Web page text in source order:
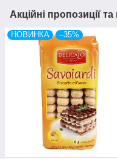
Акційні пропозиції
НОВИНКА –35%